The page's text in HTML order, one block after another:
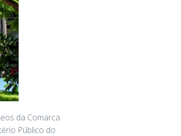
da Comarca
Público do